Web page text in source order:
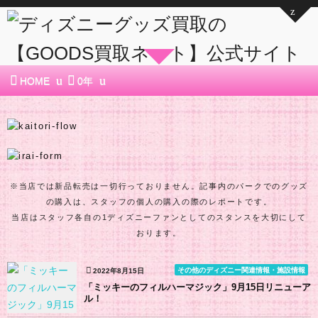
HOME 0年
※当店では新品転売は一切行っておりません。記事内のパークでのグッズ
の購入は、スタッフの個人の購入の際のレポートです。
当店はスタッフ各自の1ディズニーファンとしてのスタンスを大切にして
おります。
2022年8月15日 その他のディズニー関連情報・施設情報
「ミッキーのフィルハーマジック」9月15日リニューア
ル！